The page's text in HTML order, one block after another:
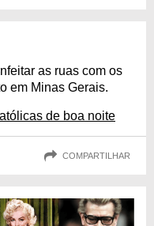
as ruas com os
em Minas Gerais.
de boa noite
COMPARTILHAR